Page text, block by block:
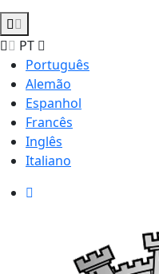
PT
Português
Alemão
Espanhol
Francês
Inglês
Italiano